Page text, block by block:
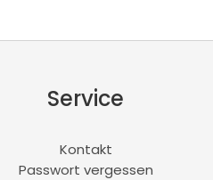
Service
Kontakt
Passwort vergessen